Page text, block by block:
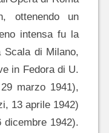
ottenendo un
intensa fu la
di Milano,
in Fedora di U.
marzo 1941),
13 aprile 1942)
1942).